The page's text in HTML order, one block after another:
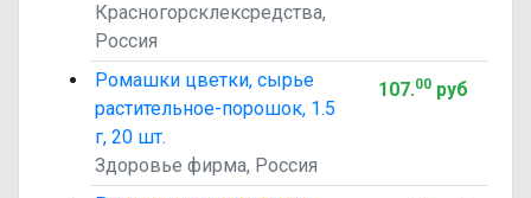
Красногорсклексредства,
Россия
Ромашки цветки, сырье
растительное-порошок, 1.5
г, 20 шт.
Здоровье фирма, Россия
107.00руб